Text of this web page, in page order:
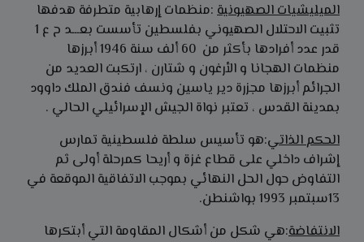
الميليشيات الصهيونية :منظمات إرهابية متطرفة هدفها
تثبيت الاحتلال الصهيوني بفلسطين تأسست بعـــد ح ع 1
قدر عدد أفرادها بأكثر من 60 ألف سنة 1946 أبرزها
منظمات الهجانا و الأرغون و شتارن ، ارتكبت العديد من
الجرائم أبرزها مجزرة دير ياسين ونسف فندق الملك داوود
بمدينة القدس ، تعتبر نواة الجيش الإسرائيلي الحالي .
الحكم الذاتي:هو تأسيس سلطة فلسطينية تمارس
إشراف داخلي على قطاع غزة و أريحا كمرحلة أولى ثم
التفاوض حول الحل النهائي بموجب الاتفاقية الموقعة في
13سبتمبر 1993 بواشنطن.
الانتفاضة:هي شكل من أشكال المقاومة التي أبتكرها